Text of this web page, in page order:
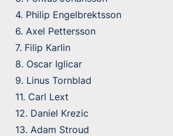
4. Philip Engelbrektsson
6. Axel Pettersson
7. Filip Karlin
8. Oscar Iglicar
9. Linus Tornblad
11. Carl Lext
12. Daniel Krezic
13. Adam Stroud